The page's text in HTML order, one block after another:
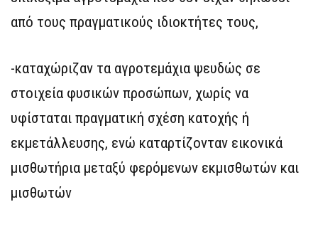
από τους πραγματικούς ιδιοκτήτες τους,
-καταχώριζαν τα αγροτεμάχια ψευδώς σε
στοιχεία φυσικών προσώπων, χωρίς να
υφίσταται πραγματική σχέση κατοχής ή
εκμετάλλευσης, ενώ καταρτίζονταν εικονικά
μισθωτήρια μεταξύ φερόμενων εκμισθωτών και
μισθωτών